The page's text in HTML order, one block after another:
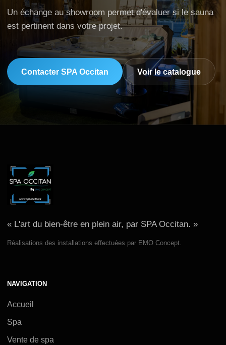
Un échange au showroom permet d'évaluer si le sauna
est pertinent dans votre projet.
Contacter SPA Occitan Voir le catalogue
« L'art du bien-être en plein air, par SPA Occitan. »
Réalisations des installations effectuées par EMO Concept.
NAVIGATION
Accueil
Spa
Vente de spa